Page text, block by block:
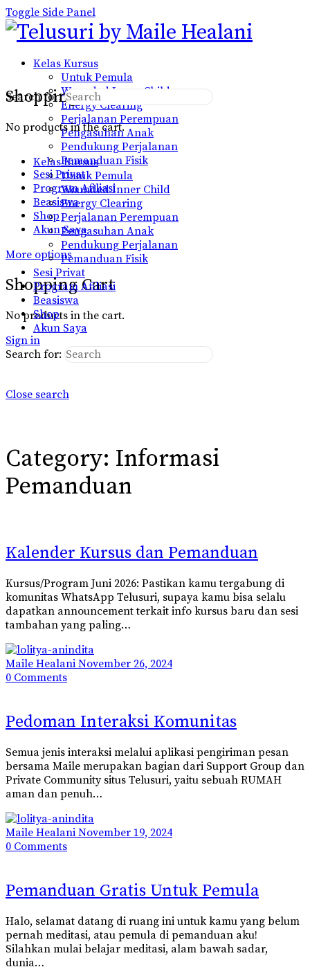
Toggle Side Panel
Kelas Kursus
Untuk Pemula
Wounded Inner Child
Energy Clearing
Perjalanan Perempuan
Pengasuhan Anak
Pendukung Perjalanan
Pemanduan Fisik
Sesi Privat
Program Afiliasi
Beasiswa
Shop
Akun Saya
More options
Shopping Cart
No products in the cart.
Sign in
Shopping Cart
No products in the cart.
Search for:
Kelas Kursus
Untuk Pemula
Wounded Inner Child
Energy Clearing
Perjalanan Perempuan
Pengasuhan Anak
Pendukung Perjalanan
Pemanduan Fisik
Sesi Privat
Program Afiliasi
Beasiswa
Shop
Akun Saya
Search for:
Close search
Category: Informasi
Pemanduan
Kalender Kursus dan Pemanduan
Kursus/Program Juni 2026: Pastikan kamu tergabung di
komunitas WhatsApp Telusuri, supaya kamu bisa selalu
dapatkan announcement terkait info kursus baru dan sesi
tambahan yang paling…
Maile Healani November 26, 2024
0 Comments
Pedoman Interaksi Komunitas
Semua jenis interaksi melalui aplikasi pengiriman pesan
bersama Maile merupakan bagian dari Support Group dan
Private Community situs Telusuri, yaitu sebuah RUMAH
aman dan penuh…
Maile Healani November 19, 2024
0 Comments
Pemanduan Gratis Untuk Pemula
Halo, selamat datang di ruang ini untuk kamu yang belum
pernah meditasi, atau pemula di pemanduan aku!
Silahkan mulai belajar meditasi, alam bawah sadar,
dunia…